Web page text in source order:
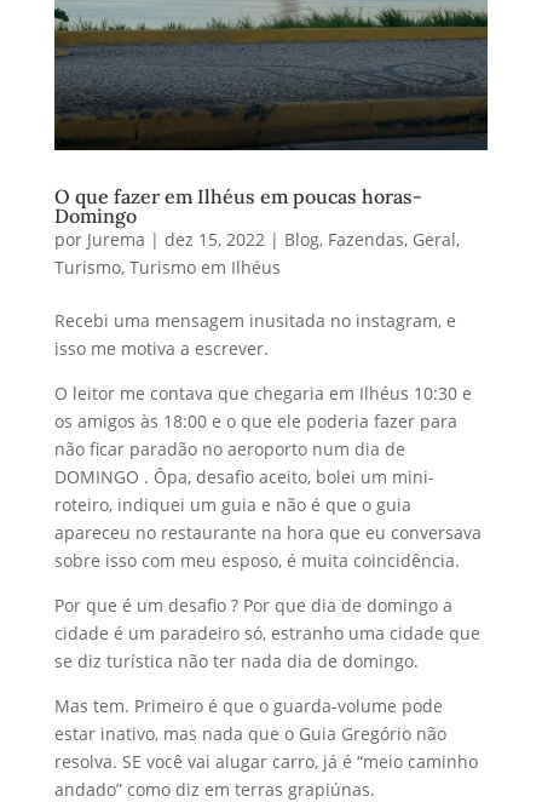
O que fazer em Ilhéus em poucas horas-
Domingo
por Jurema | dez 15, 2022 | Blog, Fazendas, Geral,
Turismo, Turismo em Ilhéus
Recebi uma mensagem inusitada no instagram, e
isso me motiva a escrever.
O leitor me contava que chegaria em Ilhéus 10:30 e
os amigos às 18:00 e o que ele poderia fazer para
não ficar paradão no aeroporto num dia de
DOMINGO . Ôpa, desafio aceito, bolei um mini-
roteiro, indiquei um guia e não é que o guia
apareceu no restaurante na hora que eu conversava
sobre isso com meu esposo, é muita coincidência.
Por que é um desafio ? Por que dia de domingo a
cidade é um paradeiro só, estranho uma cidade que
se diz turística não ter nada dia de domingo.
Mas tem. Primeiro é que o guarda-volume pode
estar inativo, mas nada que o Guia Gregório não
resolva. SE você vai alugar carro, já é “meio caminho
andado” como diz em terras grapiúnas.